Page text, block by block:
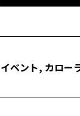
ベント, カロー